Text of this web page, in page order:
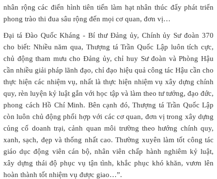
nhân rộng các điển hình tiên tiến làm hạt nhân thúc đẩy phát triển
phong trào thi đua sâu rộng đến mọi cơ quan, đơn vị…
Đại tá Đào Quốc Kháng - Bí thư Đảng ủy, Chính ủy Sư đoàn 370
cho biết: Nhiều năm qua, Thượng tá Trần Quốc Lập luôn tích cực,
chủ động tham mưu cho Đảng ủy, chỉ huy Sư đoàn và Phòng Hậu
cần nhiều giải pháp lãnh đạo, chỉ đạo hiệu quả công tác Hậu cần cho
thực hiện các nhiệm vụ, nhất là thực hiện nhiệm vụ xây dựng chính
quy, rèn luyện kỷ luật gắn với học tập và làm theo tư tưởng, đạo đức,
phong cách Hồ Chí Minh. Bên cạnh đó, Thượng tá Trần Quốc Lập
còn luôn chủ động phối hợp với các cơ quan, đơn vị trong xây dựng
củng cố doanh trại, cảnh quan môi trường theo hướng chính quy,
xanh, sạch, đẹp và thống nhất cao. Thường xuyên làm tốt công tác
giáo dục động viên cán bộ, nhân viên chấp hành nghiêm kỷ luật,
xây dựng thái độ phục vụ tận tình, khắc phục khó khăn, vươn lên
hoàn thành tốt nhiệm vụ được giao…”.